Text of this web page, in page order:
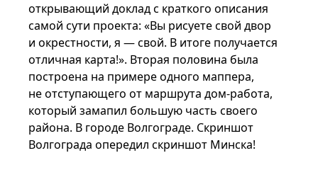
открывающий доклад с краткого описания
самой сути проекта: «Вы рисуете свой двор
и окрестности, я — свой. В итоге получается
отличная карта!». Вторая половина была
построена на примере одного маппера,
не отступающего от маршрута дом-работа,
который замапил большую часть своего
района. В городе Волгограде. Скриншот
Волгограда опередил скриншот Минска!